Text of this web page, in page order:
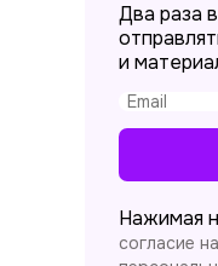
Два раза
и
Нажимая
согласие